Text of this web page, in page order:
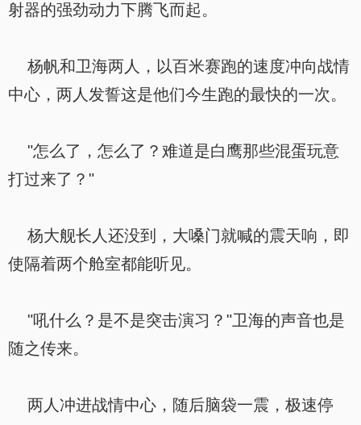
射器的强劲动力下腾飞而起。
杨帆和卫海两人，以百米赛跑的速度冲向战情
中心，两人发誓这是他们今生跑的最快的一次。
"怎么了，怎么了？难道是白鹰那些混蛋玩意
打过来了？"
杨大舰长人还没到，大嗓门就喊的震天响，即
使隔着两个舱室都能听见。
"吼什么？是不是突击演习？"卫海的声音也是
随之传来。
两人冲进战情中心，随后脑袋一震，极速停